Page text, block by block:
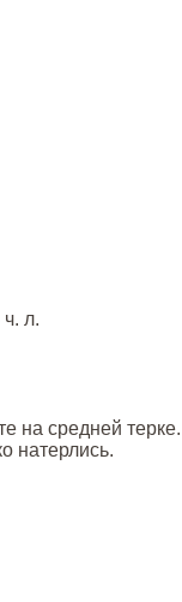
л.
на средней
натерлись.